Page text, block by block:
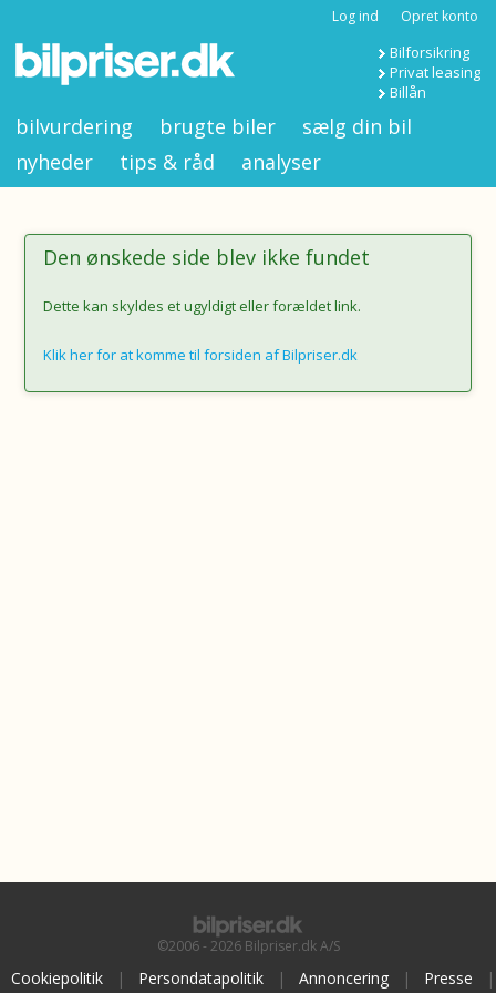
Log ind Opret konto
Bilforsikring
Privat leasing
Billån
bilvurdering brugte biler
sælg din bil
nyheder
tips & råd analyser
Den ønskede side blev ikke fundet
Dette kan skyldes et ugyldigt eller forældet link.
Klik her for at komme til forsiden af Bilpriser.dk
©2006 - 2026 Bilpriser.dk A/S
Cookiepolitik | Persondatapolitik | Annoncering | Presse
|